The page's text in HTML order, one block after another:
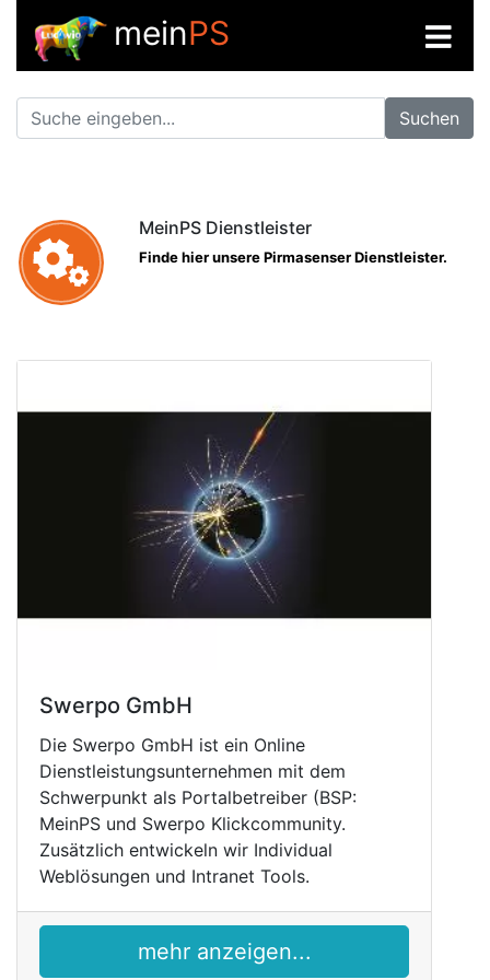
meinPS
Suchen
MeinPS Dienstleister
Finde hier unsere Pirmasenser Dienstleister.
Swerpo GmbH
Die Swerpo GmbH ist ein Online
Dienstleistungsunternehmen mit dem
Schwerpunkt als Portalbetreiber (BSP:
MeinPS und Swerpo Klickcommunity.
Zusätzlich entwickeln wir Individual
Weblösungen und Intranet Tools.
mehr anzeigen...